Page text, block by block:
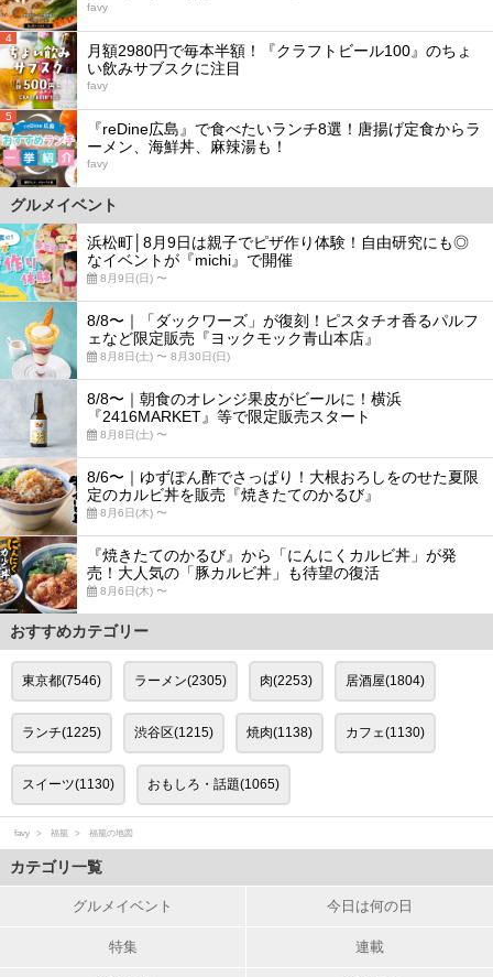
favy
4
月額2980円で毎本半額！『クラフトビール100』のちょ
い飲みサブスクに注目
favy
5
『reDine広島』で食べたいランチ8選！唐揚げ定食からラ
ーメン、海鮮丼、麻辣湯も！
favy
グルメイベント
浜松町│8月9日は親子でピザ作り体験！自由研究にも◎
なイベントが『michi』で開催
8月9日(日) 〜
8/8〜｜「ダックワーズ」が復刻！ピスタチオ香るパルフ
ェなど限定販売『ヨックモック青山本店』
8月8日(土) 〜 8月30日(日)
8/8〜｜朝食のオレンジ果皮がビールに！横浜
『2416MARKET』等で限定販売スタート
8月8日(土) 〜
8/6〜｜ゆずぽん酢でさっぱり！大根おろしをのせた夏限
定のカルビ丼を販売『焼きたてのかるび』
8月6日(木) 〜
『焼きたてのかるび』から「にんにくカルビ丼」が発
売！大人気の「豚カルビ丼」も待望の復活
8月6日(木) 〜
おすすめカテゴリー
東京都(7546) ラーメン(2305) 肉(2253) 居酒屋(1804)
ランチ(1225) 渋谷区(1215) 焼肉(1138) カフェ(1130)
スイーツ(1130) おもしろ・話題(1065)
favy 福籠 福籠の地図
カテゴリ一覧
グルメイベント 今日は何の日
特集 連載